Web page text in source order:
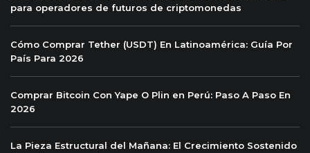
para operadores de futuros de criptomonedas
Cómo Comprar Tether (USDT) En Latinoamérica: Guía Por
País Para 2026
Comprar Bitcoin Con Yape O Plin en Perú: Paso A Paso En
2026
La Pieza Estructural del Mañana: El Crecimiento Sostenido